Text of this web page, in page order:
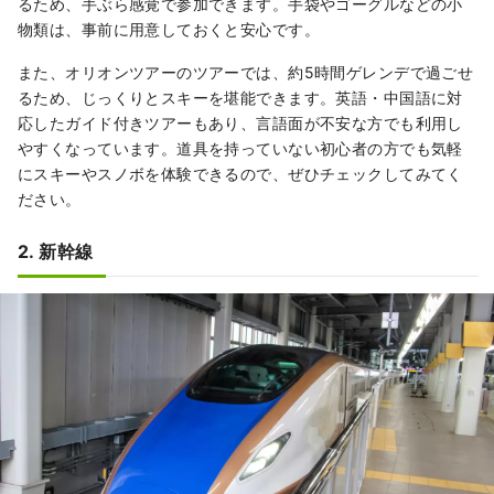
るため、手ぶら感覚で参加できます。手袋やゴーグルなどの小
物類は、事前に用意しておくと安心です。
また、オリオンツアーのツアーでは、約5時間ゲレンデで過ごせ
るため、じっくりとスキーを堪能できます。英語・中国語に対
応したガイド付きツアーもあり、言語面が不安な方でも利用し
やすくなっています。道具を持っていない初心者の方でも気軽
にスキーやスノボを体験できるので、ぜひチェックしてみてく
ださい。
2. 新幹線